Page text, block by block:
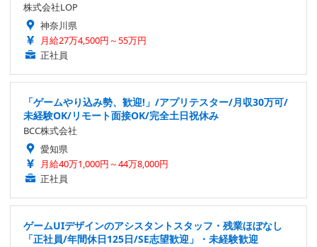
株式会社LOP
神奈川県
月給27万4,500円～55万円
正社員
「ゲームやり込み勢、歓迎!」/アプリテスター/月収30万可/
未経験OK/リモート面接OK/完全土日祝休み
BCC株式会社
愛知県
月給40万1,000円～44万8,000円
正社員
ゲームUIデザインのアシスタントスタッフ・残業ほぼなし
「正社員/年間休日125日/SE志望歓迎」・未経験歓迎